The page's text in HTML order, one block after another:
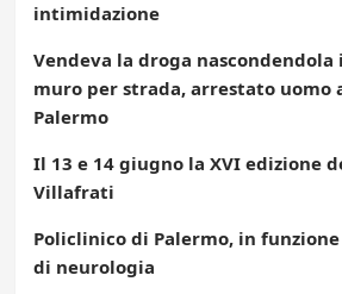
intimidazione
Vendeva la droga
muro per strada, arrestato uomo
Palermo
Il 13 e 14 giugno la XVI edizione
Villafrati
Policlinico di Palermo, in
di neurologia